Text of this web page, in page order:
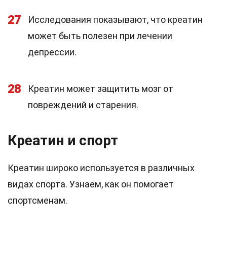
27
Исследования показывают, что креатин
может быть полезен при лечении
депрессии.
28
Креатин может защитить мозг от
повреждений и старения.
Креатин и спорт
Креатин широко используется в различных
видах спорта. Узнаем, как он помогает
спортсменам.